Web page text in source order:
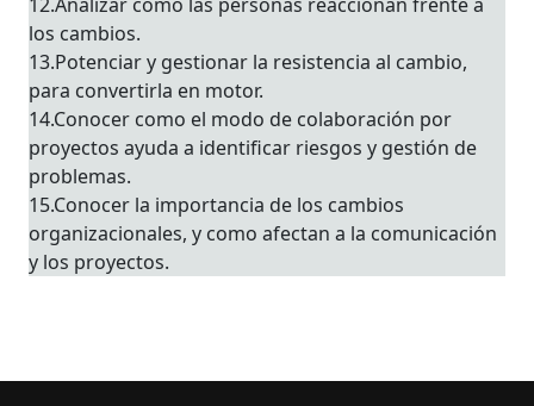
los cambios.
13.Potenciar y gestionar la resistencia al cambio,
para convertirla en motor.
14.Conocer como el modo de colaboración por
proyectos ayuda a identificar riesgos y gestión de
problemas.
15.Conocer la importancia de los cambios
organizacionales, y como afectan a la comunicación
y los proyectos.